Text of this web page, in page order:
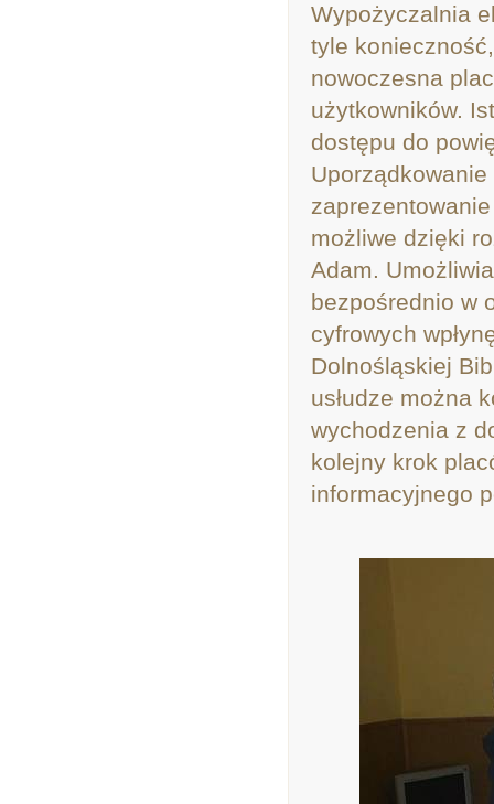
Wypożyczalnia
tyle
nowoczesna
użytkowników.
dostępu do
zaprezentowanie
możliwe dzięki
Adam.
bezpośrednio w
cyfrowych
Dolnośląskiej
usłudze można
wychodzenia z
kolejny krok
informacyjnego